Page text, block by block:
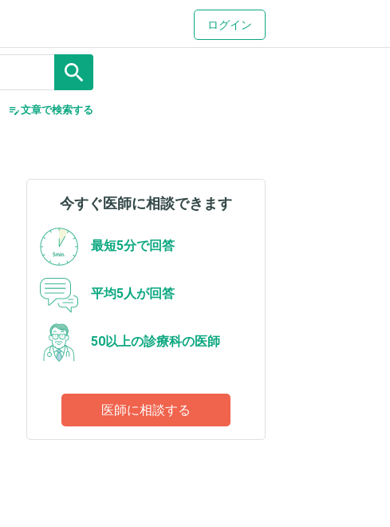
ログイン
search
edit_note文章で検索する
今すぐ医師に相談できます
最短5分で回答
平均5人が回答
50以上の診療科の医師
医師に相談する